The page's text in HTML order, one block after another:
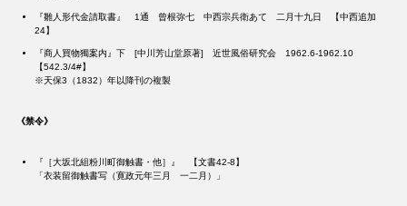
『雛人形代金請取書』 1通 曾根弥七ゟ中西宗兵衛あて 二月十九日 【中西追加
24】
『商人買物獨案内』下 [中川芳山堂原著] 近世風俗研究会 1962.6-1962.10
【542.3/4#】
※天保3（1832）年以降刊の複製
《禁令》
『［大坂北組粉川町御触書・他］』 【文書42-8】
「衣装留御触書写（寛政元年三月ゟ一二月）」